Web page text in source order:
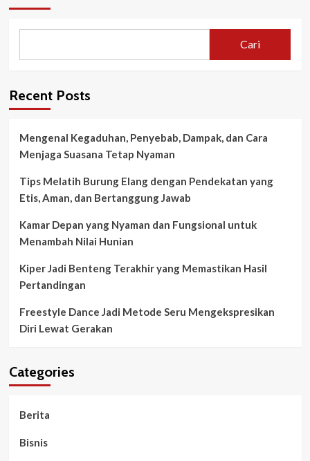
Suriah:
di
Cari
Recent Posts
Mengenal Kegaduhan, Penyebab, Dampak, dan Cara
Menjaga Suasana Tetap Nyaman
Tips Melatih Burung Elang dengan Pendekatan yang
Etis, Aman, dan Bertanggung Jawab
Kamar Depan yang Nyaman dan Fungsional untuk
Menambah Nilai Hunian
Kiper Jadi Benteng Terakhir yang Memastikan Hasil
Pertandingan
Freestyle Dance Jadi Metode Seru Mengekspresikan
Diri Lewat Gerakan
Categories
Berita
Bisnis